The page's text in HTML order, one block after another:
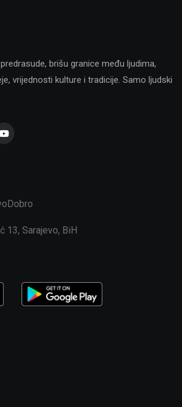
brišu granice među ljudima,
vrijednosti kulture i tradicije. Samo ljudski
13, Sarajevo, BiH